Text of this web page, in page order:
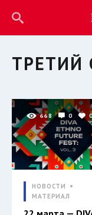
ТРЕТИЙ
668 0
НОВОСТИ
МАТЕРИАЛ